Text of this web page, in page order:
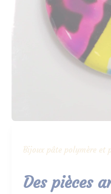
Bijoux pâte polymère et
Des pièces